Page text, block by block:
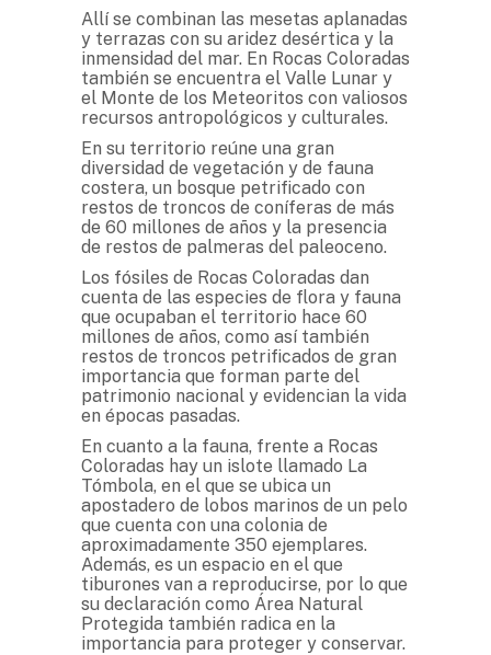
Allí se combinan las mesetas aplanadas
y terrazas con su aridez desértica y la
inmensidad del mar. En Rocas Coloradas
también se encuentra el Valle Lunar y
el Monte de los Meteoritos con valiosos
recursos antropológicos y culturales.
En su territorio reúne una gran
diversidad de vegetación y de fauna
costera, un bosque petrificado con
restos de troncos de coníferas de más
de 60 millones de años y la presencia
de restos de palmeras del paleoceno.
Los fósiles de Rocas Coloradas dan
cuenta de las especies de flora y fauna
que ocupaban el territorio hace 60
millones de años, como así también
restos de troncos petrificados de gran
importancia que forman parte del
patrimonio nacional y evidencian la vida
en épocas pasadas.
En cuanto a la fauna, frente a Rocas
Coloradas hay un islote llamado La
Tómbola, en el que se ubica un
apostadero de lobos marinos de un pelo
que cuenta con una colonia de
aproximadamente 350 ejemplares.
Además, es un espacio en el que
tiburones van a reproducirse, por lo que
su declaración como Área Natural
Protegida también radica en la
importancia para proteger y conservar.